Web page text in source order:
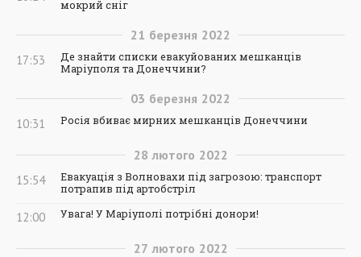
мокрий сніг
21 березня 2022
17:53
Де знайти списки евакуйованих мешканців
Маріуполя та Донеччини?
03 березня 2022
10:31 Росія вбиває мирних мешканців Донеччини
28 лютого 2022
15:54
Евакуація з Волновахи під загрозою: транспорт
потрапив під артобстріл
12:00 Увага! У Маріуполі потрібні донори!
27 лютого 2022